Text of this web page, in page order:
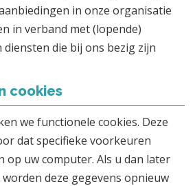
in onze organisatie
in verband met (lopende)
die bij ons bezig zijn
cookies
we functionele cookies. Deze
dat specifieke voorkeuren
op uw computer. Als u dan later
deze gegevens opnieuw